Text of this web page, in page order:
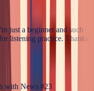
just a beginner and such
listening practice. Thanks
with News #23